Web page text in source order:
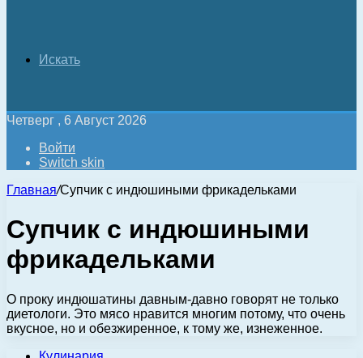
Искать
Четверг , 6 Август 2026
Войти
Switch skin
Главная/Супчик с индюшиными фрикадельками
Супчик с индюшиными
фрикадельками
О проку индюшатины давным-давно говорят не только
диетологи. Это мясо нравится многим потому, что очень
вкусное, но и обезжиренное, к тому же, изнеженное.